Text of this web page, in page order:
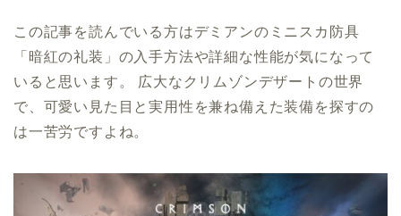
この記事を読んでいる方はデミアンのミニスカ防具
「暗紅の礼装」の入手方法や詳細な性能が気になって
いると思います。 広大なクリムゾンデザートの世界
で、可愛い見た目と実用性を兼ね備えた装備を探すの
は一苦労ですよね。